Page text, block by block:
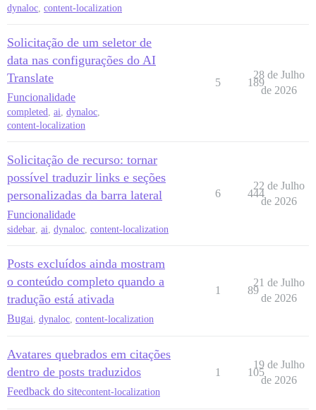
dynaloc, content-localization
Solicitação de um seletor de
data nas configurações do AI
Translate
Funcionalidade
completed, ai, dynaloc,
content-localization
5 189
28 de Julho
de 2026
Solicitação de recurso: tornar
possível traduzir links e seções
personalizadas da barra lateral
Funcionalidade
sidebar, ai, dynaloc, content-localization
6 444
22 de Julho
de 2026
Posts excluídos ainda mostram
o conteúdo completo quando a
tradução está ativada
Bugai dynaloc content-localization
1 89
21 de Julho
de 2026
Avatares quebrados em citações
dentro de posts traduzidos
Feedback do sitecontent-localization
1 105
19 de Julho
de 2026